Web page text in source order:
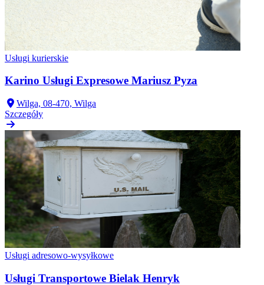
Usługi kurierskie
Karino Usługi Expresowe Mariusz Pyza
Wilga, 08-470, Wilga
Szczegóły
Usługi adresowo-wysyłkowe
Usługi Transportowe Bielak Henryk